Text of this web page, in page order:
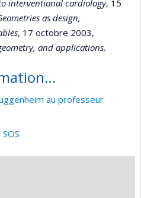
interventional cardiology, 15
as design,
, 17 octobre 2003,
and applications.
au professeur